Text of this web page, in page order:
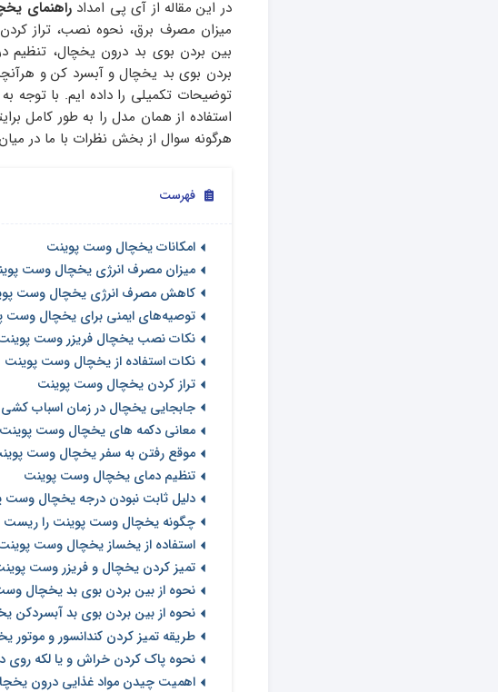
در این مقاله از آی پی امدادراهنمای
میزان مصرف برق، نحوه نصب، تراز
بین بردن بوی بد درون یخچال، تنظیم
بردن بوی بد یخچال و آبسرد کن و
توضیحات تکمیلی را داده ایم. با
استفاده از همان مدل را به طور کامل
هرگونه سوال از بخش نظرات با ما در
فهرست
امکانات یخچال وست پوینت
میزان مصرف انرژی یخچال وست
کاهش مصرف انرژی یخچال وست
توصیه‌های ایمنی برای یخچال وست
نکات نصب یخچال فریزر وست
نکات استفاده از یخچال وست پوینت
تراز کردن یخچال وست پوینت
جابجایی یخچال در زمان اسباب کشی
معانی دکمه های یخچال وست پوینت
موقع رفتن به سفر یخچال وست
تنظیم دمای یخچال وست پوینت
دلیل ثابت نبودن درجه یخچال وست
چگونه یخچال وست پوینت را ریست
استفاده از یخساز یخچال وست
تمیز کردن یخچال و فریزر وست
نحوه از بین بردن بوی بد یخچال
نحوه از بین بردن بوی بد
طریقه تمیز کردن کندانسور و
نحوه پاک کردن خراش و یا لکه روی
اهمیت چیدن مواد غذایی درون